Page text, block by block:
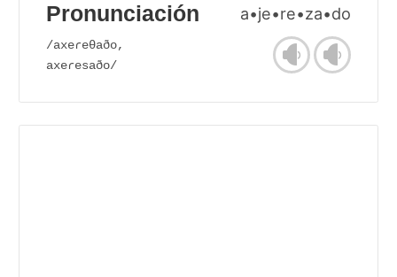
Pronunciación a•je•re•za•do
/axeɾeθaðo,
axeɾesaðo/